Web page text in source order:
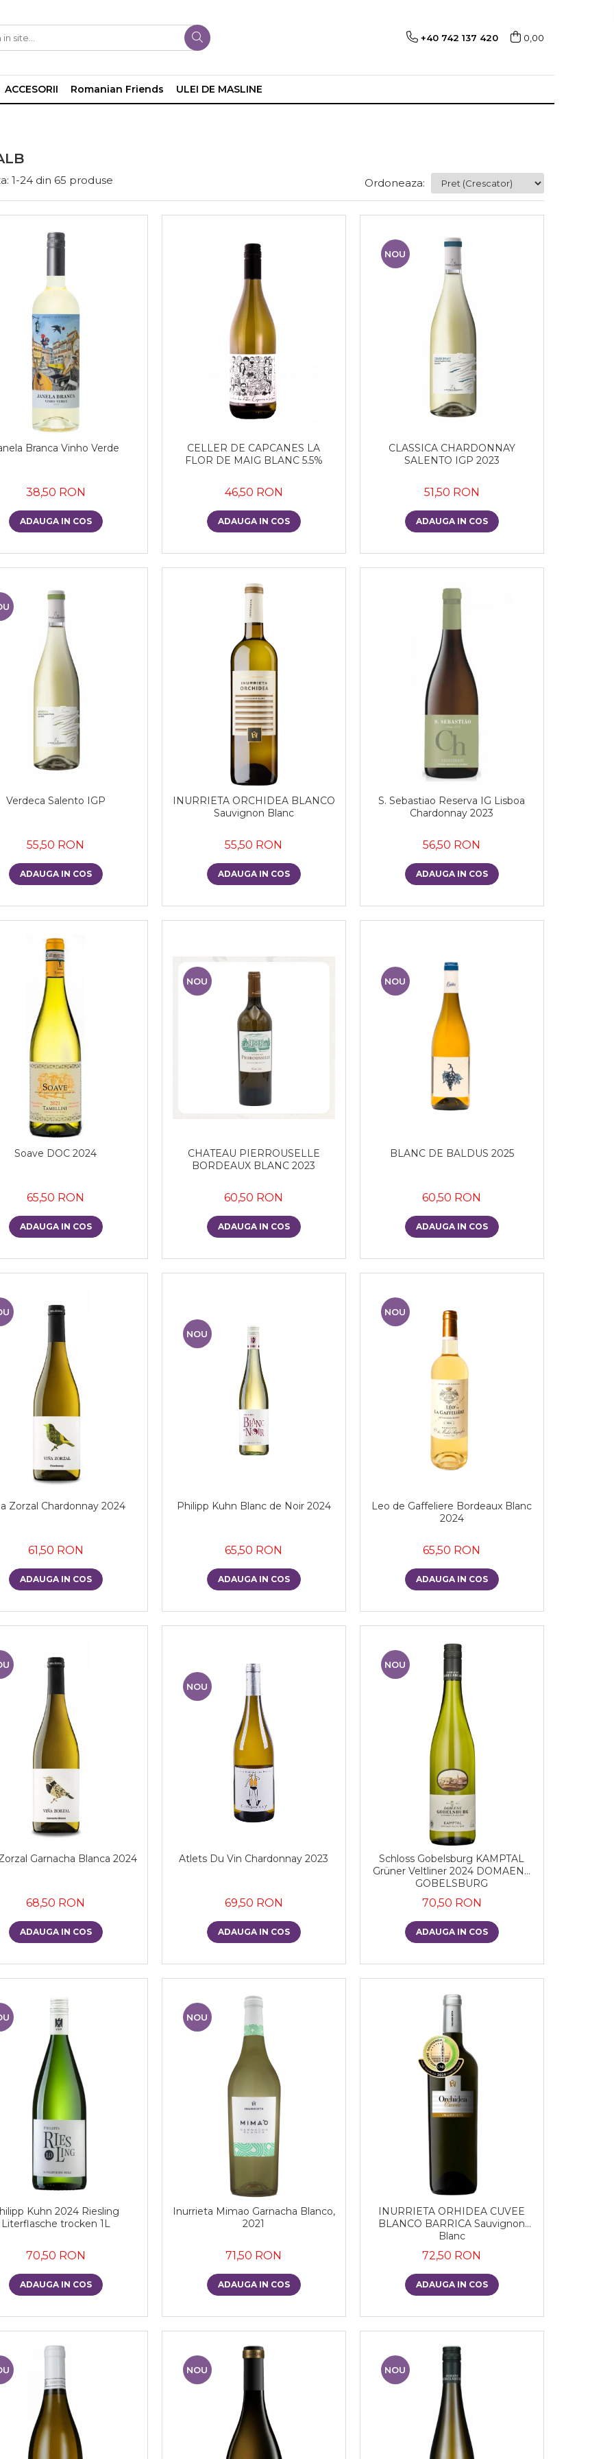
+40 742 137 420 0,00
ACCESORII Romanian Friends ULEI DE MASLINE
1-24din 65 produse Ordoneaza:
Branca Vinho Verde
38,50 RON
ADAUGA IN COS
CELLER DE CAPCANES LA
FLOR DE MAIG BLANC 5.5%
46,50 RON
ADAUGA IN COS
NOU
CLASSICA CHARDONNAY
SALENTO IGP 2023
51,50 RON
ADAUGA IN COS
Verdeca Salento IGP
55,50 RON
ADAUGA IN COS
INURRIETA ORCHIDEA BLANCO
Sauvignon Blanc
55,50 RON
ADAUGA IN COS
S. Sebastiao Reserva IG Lisboa
Chardonnay 2023
56,50 RON
ADAUGA IN COS
Soave DOC 2024
65,50 RON
ADAUGA IN COS
NOU
CHATEAU PIERROUSELLE
BORDEAUX BLANC 2023
60,50 RON
ADAUGA IN COS
NOU
BLANC DE BALDUS 2025
60,50 RON
ADAUGA IN COS
Zorzal Chardonnay 2024
61,50 RON
ADAUGA IN COS
NOU
Philipp Kuhn Blanc de Noir 2024
65,50 RON
ADAUGA IN COS
NOU
Leo de Gaffeliere Bordeaux Blanc
2024
65,50 RON
ADAUGA IN COS
Garnacha Blanca 2024
68,50 RON
ADAUGA IN COS
NOU
Atlets Du Vin Chardonnay 2023
69,50 RON
ADAUGA IN COS
NOU
Schloss Gobelsburg KAMPTAL
Grüner Veltliner 2024 DOMAENE
GOBELSBURG
70,50 RON
ADAUGA IN COS
Kuhn 2024 Riesling
Literflasche trocken 1L
70,50 RON
ADAUGA IN COS
NOU
Inurrieta Mimao Garnacha Blanco,
2021
71,50 RON
ADAUGA IN COS
INURRIETA ORHIDEA CUVEE
BLANCO BARRICA Sauvignon
Blanc
72,50 RON
ADAUGA IN COS
NOU NOU